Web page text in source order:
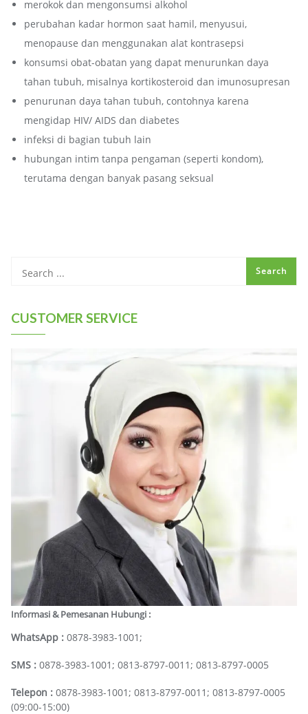
merokok dan mengonsumsi alkohol
perubahan kadar hormon saat hamil, menyusui,
menopause dan menggunakan alat kontrasepsi
konsumsi obat-obatan yang dapat menurunkan daya
tahan tubuh, misalnya kortikosteroid dan imunosupresan
penurunan daya tahan tubuh, contohnya karena
mengidap HIV/ AIDS dan diabetes
infeksi di bagian tubuh lain
hubungan intim tanpa pengaman (seperti kondom),
terutama dengan banyak pasang seksual
CUSTOMER SERVICE
Informasi & Pemesanan Hubungi :
WhatsApp : 0878-3983-1001;
SMS : 0878-3983-1001; 0813-8797-0011; 0813-8797-0005
Telepon : 0878-3983-1001; 0813-8797-0011; 0813-8797-0005
(09:00-15:00)